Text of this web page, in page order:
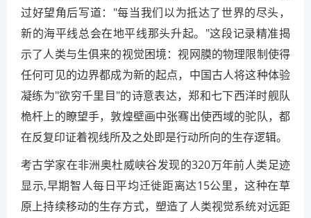
过好望角后写道："每当我们以为抵达了世界的尽头，
新的海平线总会在地平线那头升起。"这段记录精准揭
示了人类与生俱来的视觉困境：视网膜的物理限制使得
任何可见的边界都成为新的起点，中国古人将这种体验
凝练为"欲穷千里目"的诗意表达，郑和七下西洋时舰队
桅杆上的瞭望手，敦煌壁画中张骞出使西域的驼队，都
在反复印证着视线所及之处即是行动所向的生存逻辑。
考古学家在非洲奥杜威峡谷发现的320万年前人类足迹
显示,早期智人每日平均迁徙距离达15公里，这种在草
原上持续移动的生存方式，塑造了人类视觉系统对远距